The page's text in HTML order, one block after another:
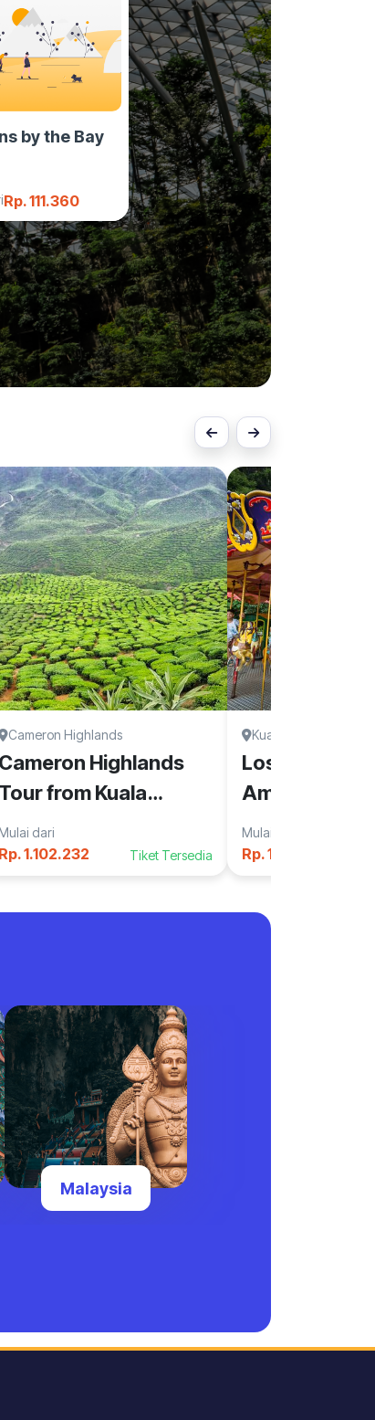
by the Bay
Rp. 111.360
Cameron Highlands
Cameron Highlands
Tour from Kuala
Lumpur
Mulai dari
Rp. 1.102.232 Tiket Tersedia
Kuala Lumpur
Lost World of
Amusement
Water Park
Mulai dari
Rp. 192.328
Malaysia